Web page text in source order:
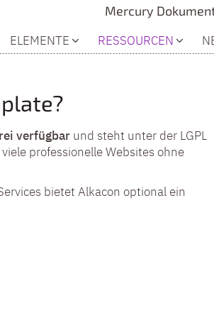
Mercury
ELEMENTE RESSOURCEN
verfügbar und steht unter der LGPL
professionelle Websites ohne
bietet Alkacon optional ein